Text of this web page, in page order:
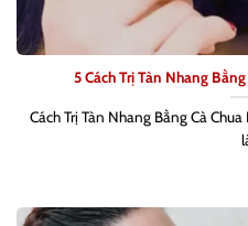
5 Cách Trị Tàn Nhang
Cách Trị Tàn Nhang Bằng Cà